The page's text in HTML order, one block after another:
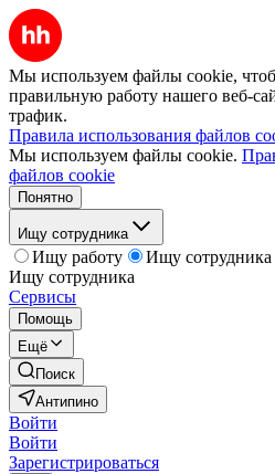
Мы используем файлы cookie,
правильную работу нашего веб-
трафик.
Правила использования файлов
Мы используем файлы cookie.
файлов cookie
Понятно
Ищу сотрудника
Ищу работу
Ищу сотрудника
Ищу сотрудника
Сервисы
Помощь
Ещё
Поиск
Антипино
Войти
Войти
Зарегистрироваться